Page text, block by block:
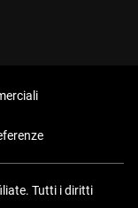
Tutti i diritti